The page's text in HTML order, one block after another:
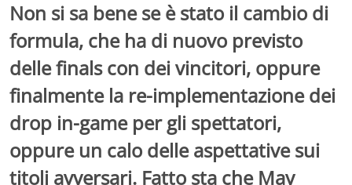
Non si sa bene se è stato il cambio di
formula, che ha di nuovo previsto
delle finals con dei vincitori, oppure
finalmente la re-implementazione dei
drop in-game per gli spettatori,
oppure un calo delle aspettative sui
titoli avversari. Fatto sta che May